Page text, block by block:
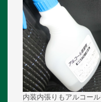
内装内張りもアルコー